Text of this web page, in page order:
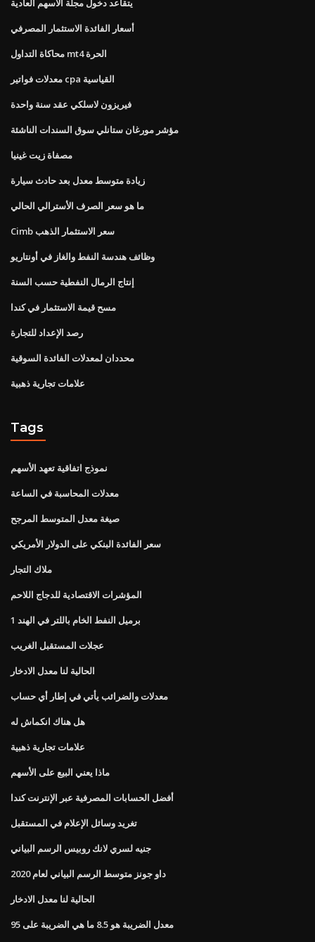
يتقاعد دخول مجلة الأسهم العادية
أسعار الفائدة الاستثمار المصرفي
محاكاة التداول mt4 الحرة
معدلات فواتير cpa القياسية
فيريزون لاسلكي عقد سنة واحدة
مؤشر مورغان ستانلي سوق السندات الناشئة
مصفاة زيت غينيا
زيادة متوسط ​​معدل بعد حادث سيارة
ما هو سعر الصرف الأسترالي الحالي
Cimb سعر الاستثمار الذهب
وظائف هندسة النفط والغاز في أونتاريو
إنتاج الرمال النفطية حسب السنة
مسح قيمة الاستثمار في كندا
رصد الإعداد للتجارة
محددان لمعدلات الفائدة السوقية
علامات تجارية ذهبية
Tags
نموذج اتفاقية تعهد الأسهم
معدلات المحاسبة في الساعة
صيغة معدل المتوسط ​​المرجح
سعر الفائدة البنكي على الدولار الأمريكي
ملاك التجار
المؤشرات الاقتصادية للدجاج اللاحم
1 برميل النفط الخام باللتر في الهند
عجلات المستقبل الغريب
الحالية لنا معدل الادخار
معدلات والضرائب يأتي في إطار أي حساب
هل هناك انكماش له
علامات تجارية ذهبية
ماذا يعني البيع على الأسهم
أفضل الحسابات المصرفية عبر الإنترنت كندا
تغريد وسائل الإعلام في المستقبل
جنيه لسري لانك روبيس الرسم البياني
داو جونز متوسط ​​الرسم البياني لعام 2020
الحالية لنا معدل الادخار
معدل الضريبة هو 8.5 ما هي الضريبة على 95